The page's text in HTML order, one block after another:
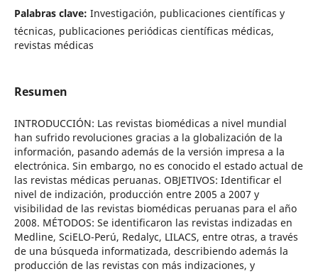
Palabras clave: Investigación, publicaciones científicas y
técnicas, publicaciones periódicas científicas médicas,
revistas médicas
Resumen
INTRODUCCIÓN: Las revistas biomédicas a nivel mundial
han sufrido revoluciones gracias a la globalización de la
información, pasando además de la versión impresa a la
electrónica. Sin embargo, no es conocido el estado actual de
las revistas médicas peruanas. OBJETIVOS: Identificar el
nivel de indización, producción entre 2005 a 2007 y
visibilidad de las revistas biomédicas peruanas para el año
2008. MÉTODOS: Se identificaron las revistas indizadas en
Medline, SciELO-Perú, Redalyc, LILACS, entre otras, a través
de una búsqueda informatizada, describiendo además la
producción de las revistas con más indizaciones, y